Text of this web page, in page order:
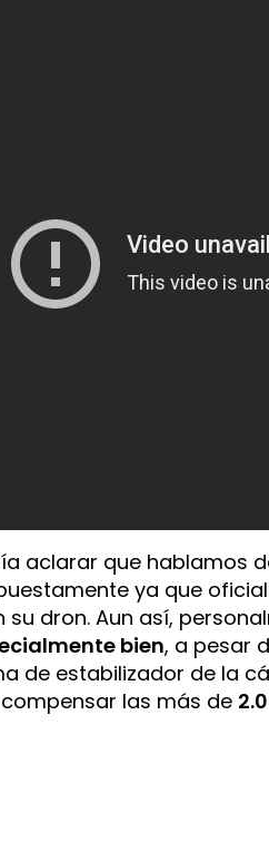
aclarar que hablamos
ya que
dron. Aun así,
bien, a pesar
de estabilizador de la
las más de